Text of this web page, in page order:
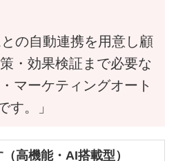
との自動連携を用意し顧
・効果検証まで必要な
マーケティングオート
す。」
高機能・AI搭載型）